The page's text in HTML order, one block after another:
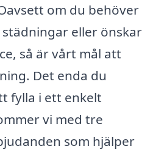
om du behöver
eller önskar
så är vårt mål att
Det enda du
fylla i ett enkelt
vi med tre
som hjälper